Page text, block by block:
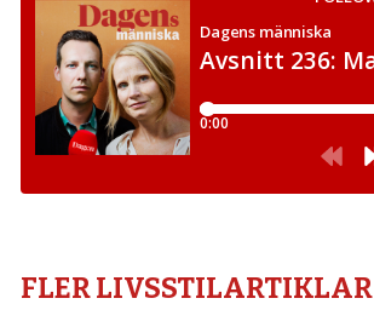
FLER LIVSSTILARTIKLAR